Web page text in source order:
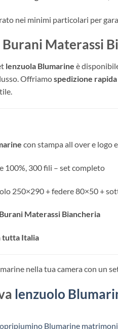
nei minimi particolari per
Materassi
lenzuola Blumarine è
Offriamospedizione
con stampa all over e logo
100%, 300 fili – set completo
250×290 + federe 80×50 +
Burani Materassi Biancheria
tutta Italia
nella tua camera con un
lenzuolo
Blumarine